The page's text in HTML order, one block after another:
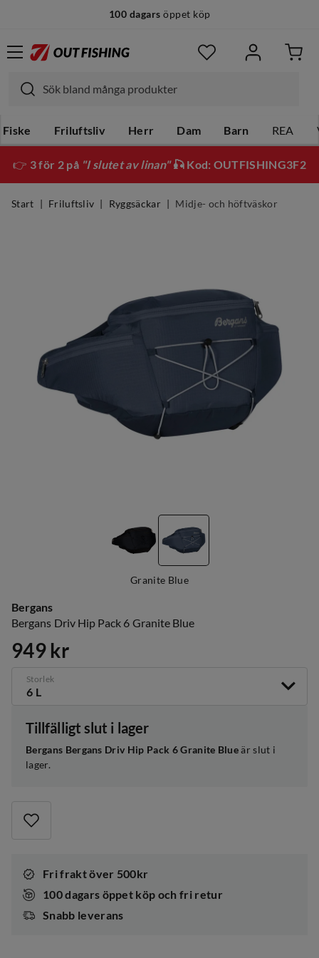
100 dagars öppet köp
Fiske Friluftsliv Herr Dam Barn REA
👉 3 för 2 på "I slutet av linan"🎣 Kod: OUTFISHING3F2
Start Friluftsliv Ryggsäckar Midje- och höftväskor
Granite Blue
Bergans
Bergans Driv Hip Pack 6 Granite Blue
price
949 kr
Storlek
6 L
Tillfälligt slut i lager
Bergans Bergans Driv Hip Pack 6 Granite Blueär slut i
lager.
Fri frakt över 500kr
100 dagars öppet köp och fri retur
Snabb leverans